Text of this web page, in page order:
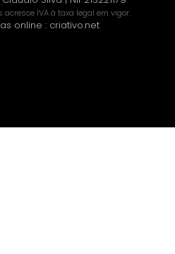
IVA à taxa legal em vigor.
online : criativo.net